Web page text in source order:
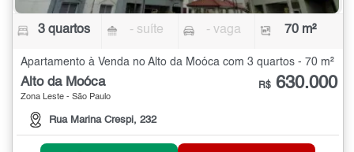
3 quartos - suíte - vaga 70 m²
Apartamento à Venda no Alto da Moóca com 3 quartos - 70 m²
Alto da Moóca
Zona Leste - São Paulo
Rua Marina Crespi, 232
R$ 630.000